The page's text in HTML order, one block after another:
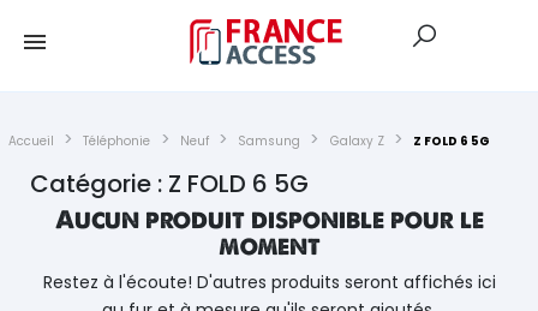
Accueil Téléphonie Neuf Samsung Galaxy Z Z FOLD 6 5G
Catégorie : Z FOLD 6 5G
Aucun produit disponible pour le
moment
Restez à l'écoute! D'autres produits seront affichés ici